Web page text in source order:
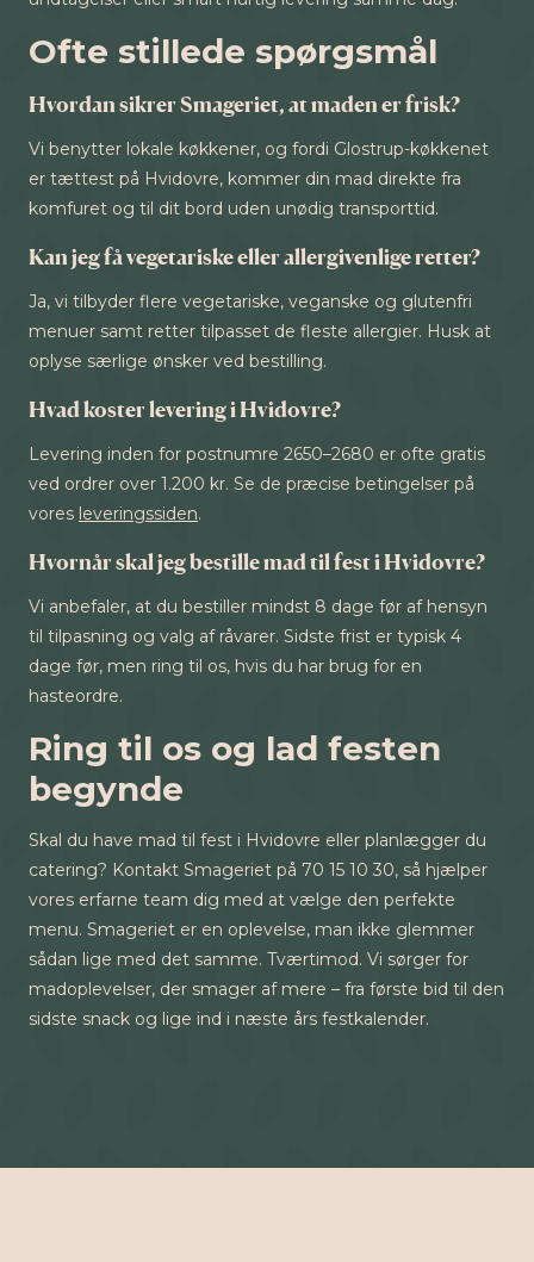
Ofte stillede spørgsmål
Hvordan sikrer Smageriet, at maden er frisk?
Vi benytter lokale køkkener, og fordi Glostrup-køkkenet
er tættest på Hvidovre, kommer din mad direkte fra
komfuret og til dit bord uden unødig transporttid.
Kan jeg få vegetariske eller allergivenlige retter?
Ja, vi tilbyder flere vegetariske, veganske og glutenfri
menuer samt retter tilpasset de fleste allergier. Husk at
oplyse særlige ønsker ved bestilling.
Hvad koster levering i Hvidovre?
Levering inden for postnumre 2650–2680 er ofte gratis
ved ordrer over 1.200 kr. Se de præcise betingelser på
vores leveringssiden.
Hvornår skal jeg bestille mad til fest i Hvidovre?
Vi anbefaler, at du bestiller mindst 8 dage før af hensyn
til tilpasning og valg af råvarer. Sidste frist er typisk 4
dage før, men ring til os, hvis du har brug for en
hasteordre.
Ring til os og lad festen
begynde
Skal du have mad til fest i Hvidovre eller planlægger du
catering? Kontakt Smageriet på 70 15 10 30, så hjælper
vores erfarne team dig med at vælge den perfekte
menu. Smageriet er en oplevelse, man ikke glemmer
sådan lige med det samme. Tværtimod. Vi sørger for
madoplevelser, der smager af mere – fra første bid til den
sidste snack og lige ind i næste års festkalender.